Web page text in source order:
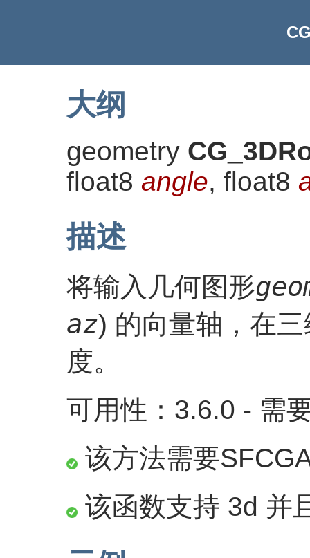
大纲
geometry
float8 angle, float8
描述
将输入几何图形
az) 的向量轴，在
度。
可用性：3.6.0 - 需
该方法需要
该函数支持 3d 并